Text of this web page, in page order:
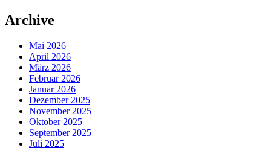
Archive
Mai 2026
April 2026
März 2026
Februar 2026
Januar 2026
Dezember 2025
November 2025
Oktober 2025
September 2025
Juli 2025